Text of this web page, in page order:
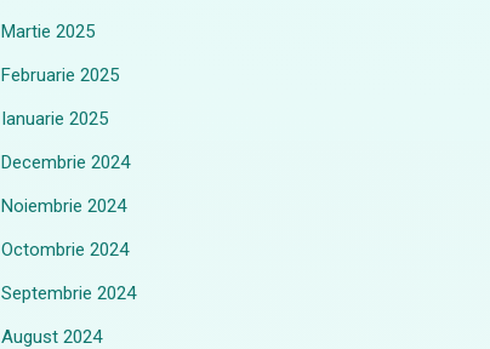
Martie 2025
Februarie 2025
Ianuarie 2025
Decembrie 2024
Noiembrie 2024
Octombrie 2024
Septembrie 2024
August 2024